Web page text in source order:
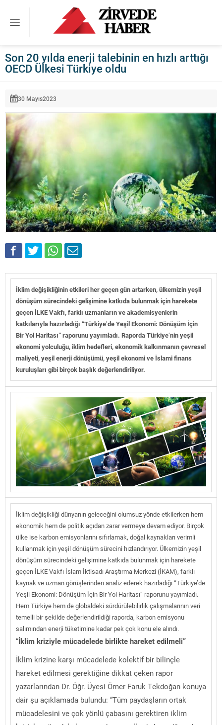
Son 20 yılda enerji talebinin en hızlı arttığı
OECD Ülkesi Türkiye oldu
30 Mayıs2023
İklim değişikliğinin etkileri her geçen gün artarken, ülkemizin yeşil
dönüşüm sürecindeki gelişimine katkıda bulunmak için harekete
geçen İLKE Vakfı, farklı uzmanların ve akademisyenlerin
katkılarıyla hazırladığı “Türkiye’de Yeşil Ekonomi: Dönüşüm İçin
Bir Yol Haritası” raporunu yayımladı. Raporda Türkiye’nin yeşil
ekonomi yolculuğu, iklim hedefleri, ekonomik kalkınmanın çevresel
maliyeti, yeşil enerji dönüşümü, yeşil ekonomi ve İslami finans
kuruluşları gibi birçok başlık değerlendiriliyor.
İklim değişikliği dünyanın geleceğini olumsuz yönde etkilerken hem
ekonomik hem de politik açıdan zarar vermeye devam ediyor. Birçok
ülke ise karbon emisyonlarını sıfırlamak, doğal kaynakları verimli
kullanmak için yeşil dönüşüm sürecini hızlandırıyor. Ülkemizin yeşil
dönüşüm sürecindeki gelişimine katkıda bulunmak için harekete
geçen İLKE Vakfı İslam İktisadı Araştırma Merkezi (İKAM), farklı
kaynak ve uzman görüşlerinden analiz ederek hazırladığı “Türkiye’de
Yeşil Ekonomi: Dönüşüm İçin Bir Yol Haritası” raporunu yayımladı.
Hem Türkiye hem de globaldeki sürdürülebilirlik çalışmalarının veri
temelli bir şekilde değerlendirildiği raporda, karbon emisyonu
salımından enerji tüketimine kadar pek çok konu ele alındı.
“İklim kriziyle mücadelede birlikte hareket edilmeli”
İklim krizine karşı mücadelede kolektif bir bilinçle
hareket edilmesi gerektiğine dikkat çeken rapor
yazarlarından Dr. Öğr. Üyesi Ömer Faruk Tekdoğan konuya
dair şu açıklamada bulundu: “Tüm paydaşların ortak
mücadelesini ve çok yönlü çabasını gerektiren iklim